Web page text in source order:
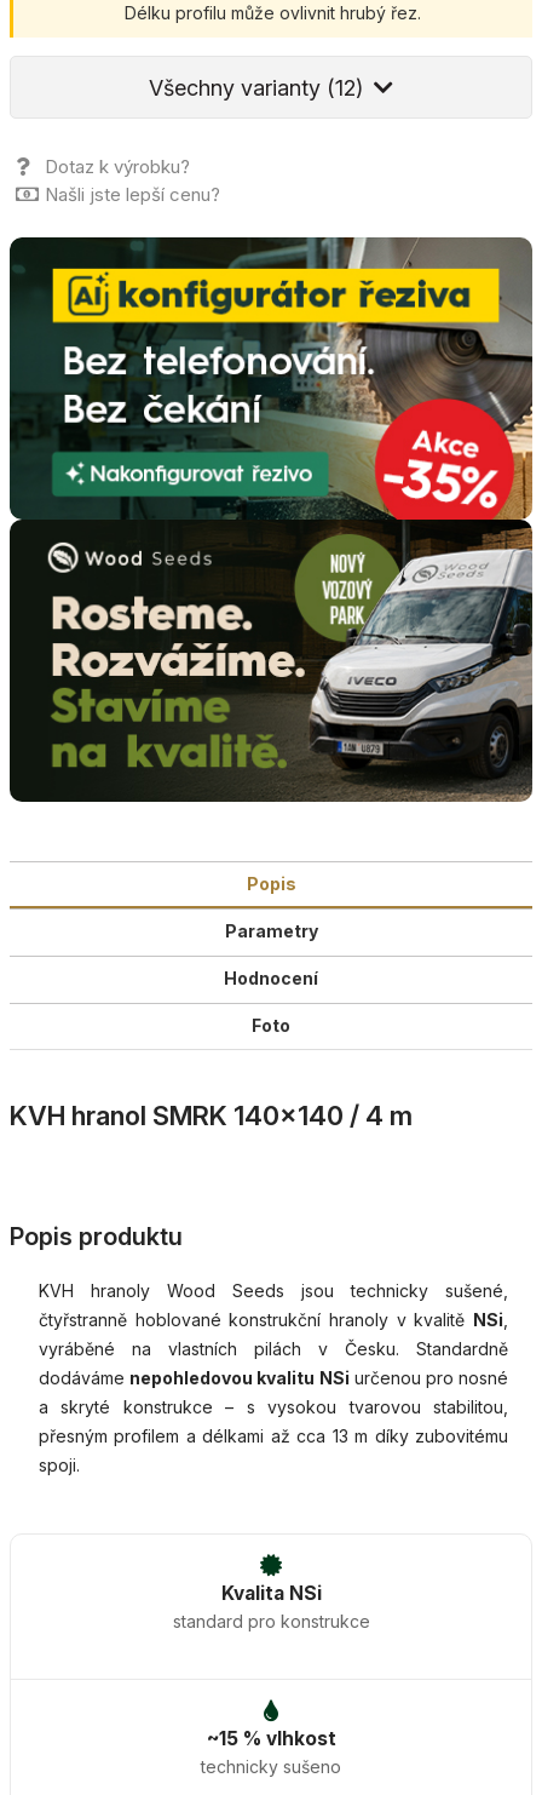
Délku profilu může ovlivnit hrubý řez.
Všechny varianty (12)
Dotaz k výrobku?
Našli jste lepší cenu?
Popis
Parametry
Hodnocení
Foto
KVH hranol SMRK 140×140 / 4 m
Popis produktu
KVH hranoly Wood Seeds jsou technicky sušené,
čtyřstranně hoblované konstrukční hranoly v kvalitě NSi
vyráběné na vlastních pilách v Česku. Standardně
dodáváme nepohledovou kvalitu NSi určenou pro nosné
a skryté konstrukce – s vysokou tvarovou stabilitou,
přesným profilem a délkami až cca 13 m díky zubovitému
spoji.
Kvalita NSi
standard pro konstrukce
~15 % vlhkost
technicky sušeno